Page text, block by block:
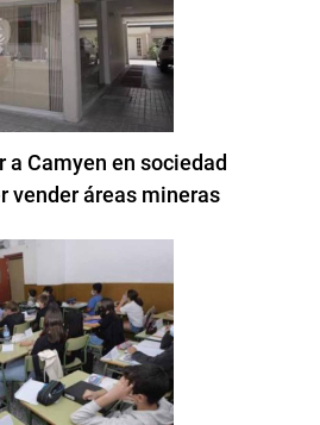
Camyen en sociedad
vender áreas mineras